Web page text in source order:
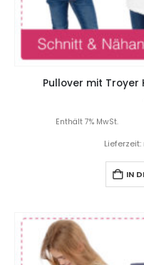
Pullover mit Troyer
Enthält 7% MwSt.
IN